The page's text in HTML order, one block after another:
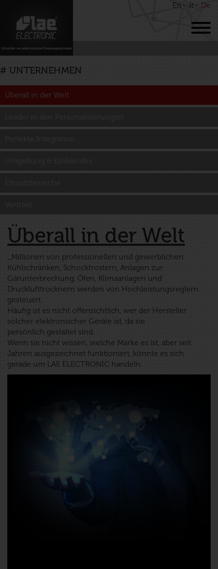
En It De
# UNTERNEHMEN
Überall in der Welt
Überall in der Welt
_Millionen von professionellen und gewerblichen
Kühlschränken, Schockfrostern, Anlagen zur
Gärunterbrechung, Öfen, Klimaanlagen und
Drucklufttrocknern werden von Hochleistungsreglern
gesteuert.
Häufig ist es nicht offensichtlich, wer der Hersteller
solcher elektronischer Geräte ist, da sie
persönlich gestaltet sind.
Wenn sie nicht wissen, welche Marke es ist, aber seit
Jahren ausgezeichnet funktioniert, könnte es sich
gerade um LAE ELECTRONIC handeln.